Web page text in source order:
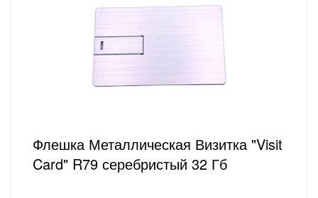
Флешка Металлическая Визитка "Visit
Card" R79 серебристый 32 Гб